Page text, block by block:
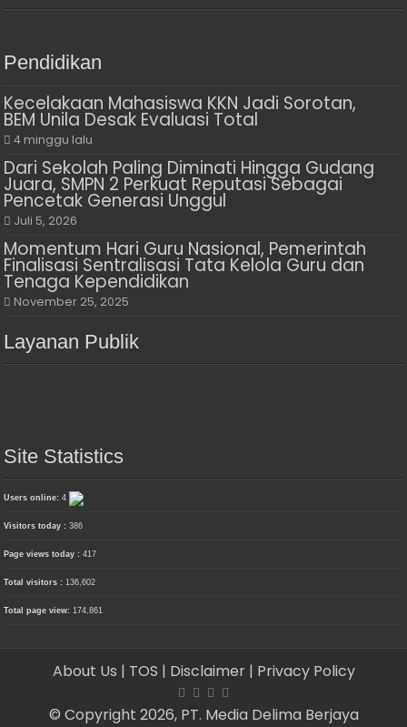
Pendidikan
Kecelakaan Mahasiswa KKN Jadi Sorotan,
BEM Unila Desak Evaluasi Total
4 minggu lalu
Dari Sekolah Paling Diminati Hingga Gudang
Juara, SMPN 2 Perkuat Reputasi Sebagai
Pencetak Generasi Unggul
Juli 5, 2026
Momentum Hari Guru Nasional, Pemerintah
Finalisasi Sentralisasi Tata Kelola Guru dan
Tenaga Kependidikan
November 25, 2025
Layanan Publik
Site Statistics
Users online:4
Visitors today :386
Page views today :417
Total visitors :136,602
Total page view:174,861
About Us | TOS | Disclaimer | Privacy Policy
© Copyright 2026, PT. Media Delima Berjaya